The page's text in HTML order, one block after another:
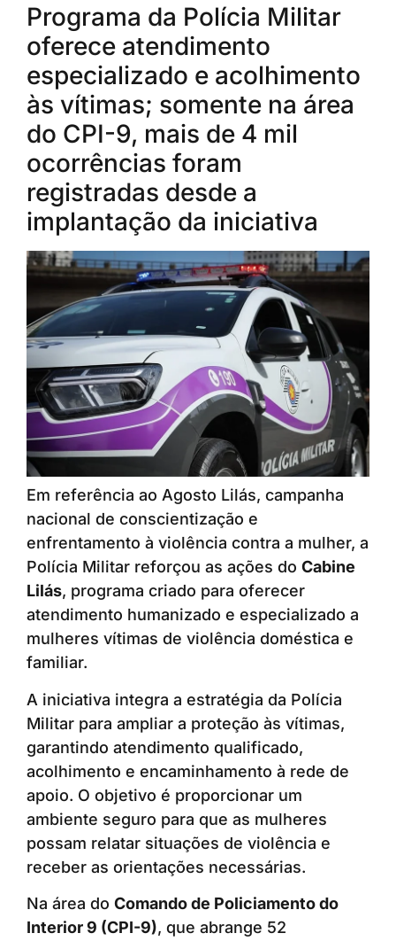
Programa da Polícia Militar
oferece atendimento
especializado e acolhimento
às vítimas; somente na área
do CPI-9, mais de 4 mil
ocorrências foram
registradas desde a
implantação da iniciativa
Em referência ao Agosto Lilás, campanha
nacional de conscientização e
enfrentamento à violência contra a mulher, a
Polícia Militar reforçou as ações do Cabine
Lilás, programa criado para oferecer
atendimento humanizado e especializado a
mulheres vítimas de violência doméstica e
familiar.
A iniciativa integra a estratégia da Polícia
Militar para ampliar a proteção às vítimas,
garantindo atendimento qualificado,
acolhimento e encaminhamento à rede de
apoio. O objetivo é proporcionar um
ambiente seguro para que as mulheres
possam relatar situações de violência e
receber as orientações necessárias.
Na área do Comando de Policiamento do
Interior 9 (CPI-9), que abrange 52